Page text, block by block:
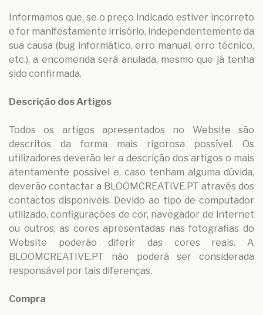
Informamos que, se o preço indicado estiver incorreto
e for manifestamente irrisório, independentemente da
sua causa (bug informático, erro manual, erro técnico,
etc.), a encomenda será anulada, mesmo que já tenha
sido confirmada.
Descrição dos Artigos
Todos os artigos apresentados no Website são
descritos da forma mais rigorosa possível. Os
utilizadores deverão ler a descrição dos artigos o mais
atentamente possível e, caso tenham alguma dúvida,
deverão contactar a BLOOMCREATIVE.PT através dos
contactos disponiveis. Devido ao tipo de computador
utilizado, configurações de cor, navegador de internet
ou outros, as cores apresentadas nas fotografias do
Website poderão diferir das cores reais. A
BLOOMCREATIVE.PT não poderá ser considerada
responsável por tais diferenças.
Compra